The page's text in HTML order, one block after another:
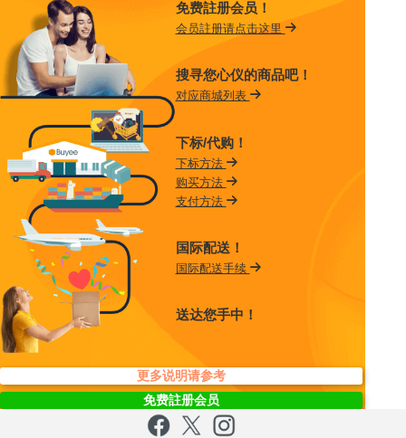
免费註册会员！
会员註册请点击这里
搜寻您心仪的商品吧！
对应商城列表
下标/代购！
下标方法
购买方法
支付方法
国际配送！
国际配送手续
送达您手中！
更多说明请参考
免费註册会员